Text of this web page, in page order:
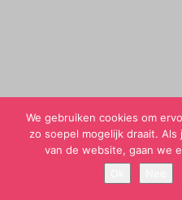
We gebruiken cookies om
zo soepel mogelijk draait.
van de website, gaan we